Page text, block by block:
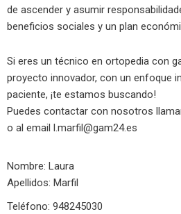
de ascender y asumir
beneficios sociales y un plan
Si eres un técnico en ortopedia con
proyecto innovador, con un enfoque
paciente, ¡te estamos buscando!
Puedes contactar con nosotros
o al email l.marfil@gam24.es
Nombre: Laura
Apellidos: Marfil
Teléfono: 948245030